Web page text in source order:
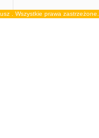
. Wszystkie prawa zastrzeżone.